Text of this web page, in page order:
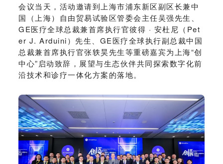
会议当天，活动邀请到上海市浦东新区副区长兼中
国（上海）自由贸易试验区管委会主任吴强先生、
GE医疗全球总裁兼首席执行官彼得 · 安杜尼（Pet
er J. Arduini）先生、GE医疗全球执行副总裁中国
总裁兼首席执行官张轶昊先生等重磅嘉宾为上海“创
中心”启动致辞，展望与生态伙伴共同探索数字化前
沿技术和诊疗一体化方案的落地。